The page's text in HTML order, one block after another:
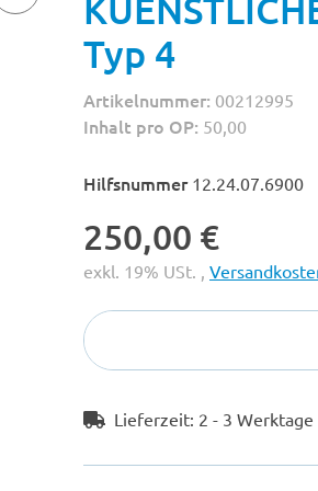
Typ 4
Artikelnummer: 00212995
Inhalt pro OP: 50,00
Hilfsnummer 12.24.07.6900
250,00 €
exkl. 19% USt. ,
Lieferzeit: 2 - 3